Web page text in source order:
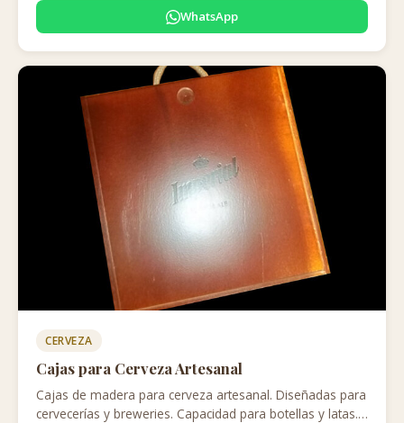
WhatsApp
CERVEZA
Cajas para Cerveza Artesanal
Cajas de madera para cerveza artesanal. Diseñadas para
cervecerías y breweries. Capacidad para botellas y latas.